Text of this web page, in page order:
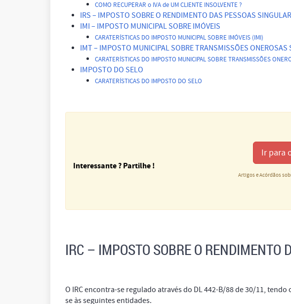
COMO RECUPERAR o IVA de UM CLIENTE INSOLVENTE ?
IRS – IMPOSTO SOBRE O RENDIMENTO DAS PESSOAS
IMI – IMPOSTO MUNICIPAL SOBRE IMÓVEIS
CARATERÍSTICAS DO IMPOSTO MUNICIPAL SOBRE IMÓVEIS (IMI)
IMT – IMPOSTO MUNICIPAL SOBRE TRANSMISSÕES ONEROSAS
CARATERÍSTICAS DO IMPOSTO MUNICIPAL SOBRE TRANSMISSÕES
IMPOSTO DO SELO
CARATERÍSTICAS DO IMPOSTO DO SELO
Interessante ? Partilhe !
Ir para
Artigos e Acórdãos
IRC – IMPOSTO SOBRE O RENDIMENTO
O IRC encontra-se regulado através do DL 442-B/88 de 30/11,
se às seguintes entidades.